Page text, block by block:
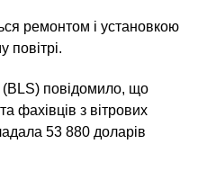
ремонтом і установкою
повітрі.
повідомило, що
фахівців з вітрових
53 880 доларів